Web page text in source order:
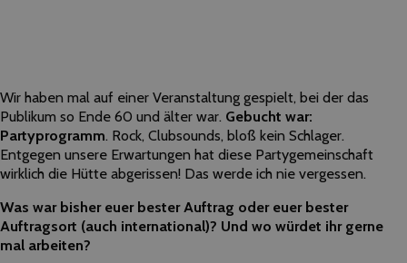
Wir haben mal auf einer Veranstaltung gespielt, bei der das
Publikum so Ende 60 und älter war. Gebucht war:
Partyprogramm. Rock, Clubsounds, bloß kein Schlager.
Entgegen unsere Erwartungen hat diese Partygemeinschaft
wirklich die Hütte abgerissen! Das werde ich nie vergessen.
Was war bisher euer bester Auftrag oder euer bester
Auftragsort (auch international)? Und wo würdet ihr gerne
mal arbeiten?